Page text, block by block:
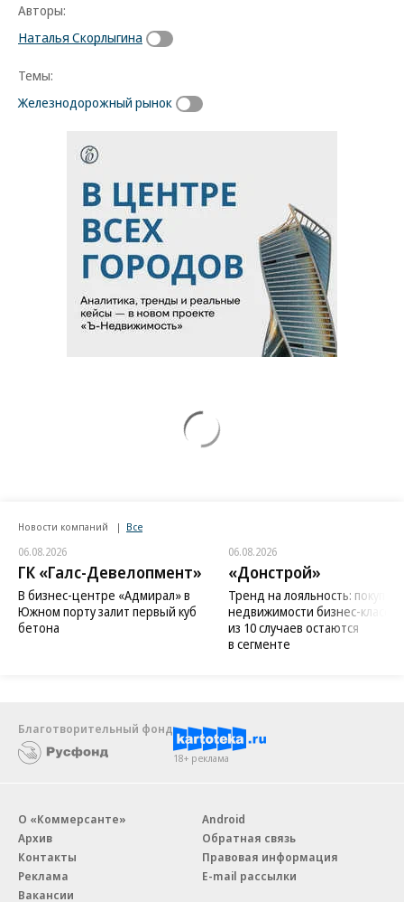
Авторы:
Наталья Скорлыгина
Темы:
Железнодорожный рынок
Новости компаний Все
06.08.2026
ГК «Галс-Девелопмент»
В бизнес-центре «Адмирал» в
Южном порту залит первый куб
бетона
06.08.2026
«Донстрой»
Тренд на лояльность:
недвижимости бизнес-класса
из 10 случаев остаются
в сегменте
Благотворительный фонд
18+ реклама
О «Коммерсанте»
Архив
Контакты
Реклама
Вакансии
Android
Обратная связь
Правовая информация
E-mail рассылки